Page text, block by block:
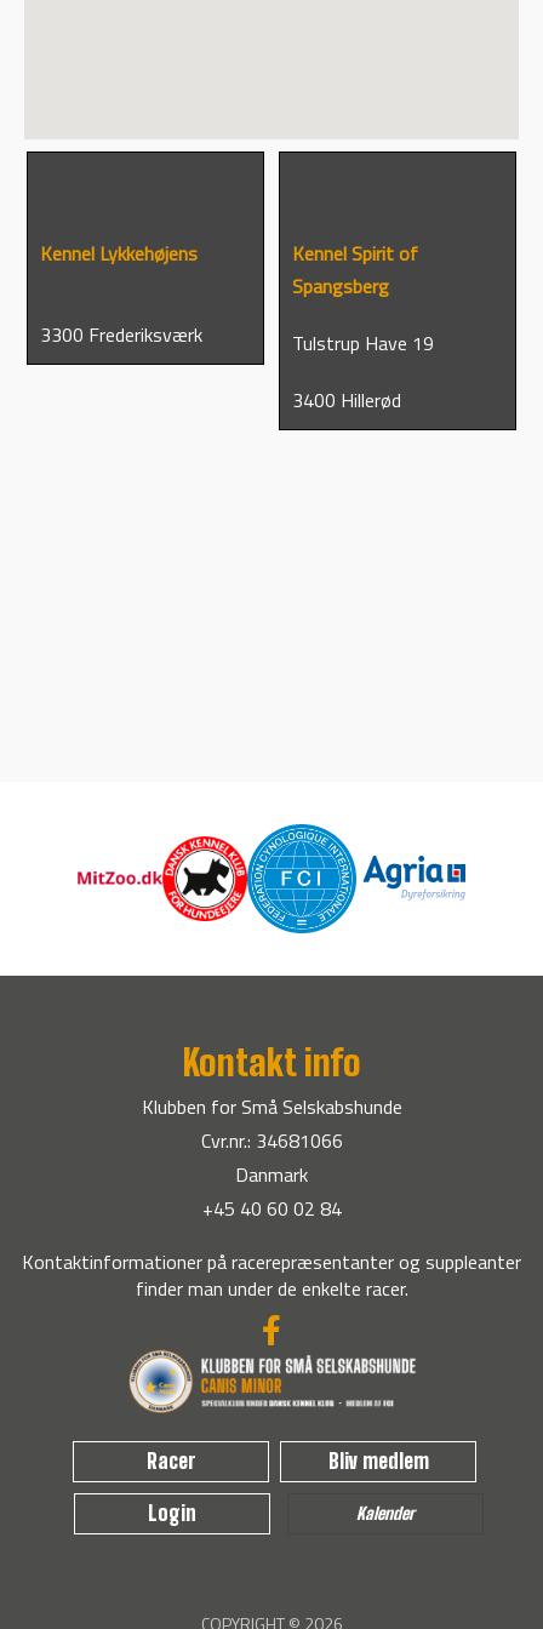
Kennel Lykkehøjens
3300 Frederiksværk
Kennel Spirit of
Spangsberg
Tulstrup Have 19
3400 Hillerød
Kontakt info
Klubben for Små Selskabshunde
Cvr.nr.: 34681066
Danmark
+45 40 60 02 84
Kontaktinformationer på racerepræsentanter og suppleanter
finder man under de enkelte racer.
Racer Bliv medlem
Login Kalender
COPYRIGHT © 2026